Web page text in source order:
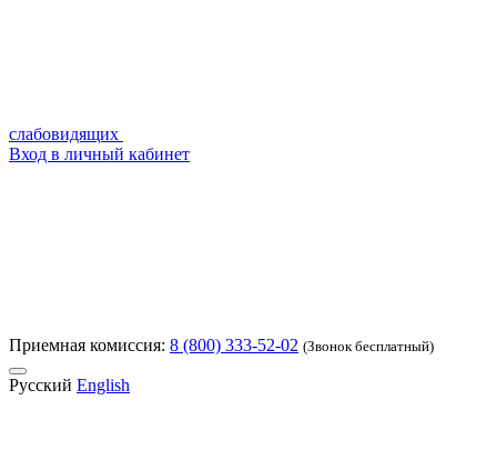
слабовидящих
Вход в личный кабинет
Приемная комиссия: 8 (800) 333-52-02 (Звонок бесплатный)
Русский English